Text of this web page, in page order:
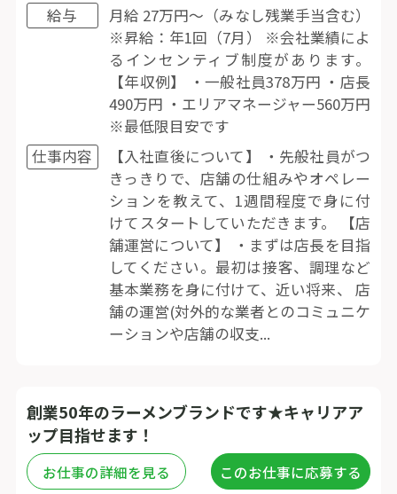
給与
月給 27万円〜（みなし残業手当含む）
※昇給：年1回（7月） ※会社業績によ
るインセンティブ制度があります。
【年収例】 ・一般社員378万円 ・店長
490万円 ・エリアマネージャー560万円
※最低限目安です
仕事内容
【入社直後について】 ・先般社員がつ
きっきりで、店舗の仕組みやオペレー
ションを教えて、1週間程度で身に付
けてスタートしていただきます。 【店
舗運営について】 ・まずは店長を目指
してください。最初は接客、調理など
基本業務を身に付けて、近い将来、 店
舗の運営(対外的な業者とのコミュニケ
ーションや店舗の収支...
創業50年のラーメンブランドです★キャリアア
ップ目指せます！
お仕事の詳細を見る このお仕事に応募する